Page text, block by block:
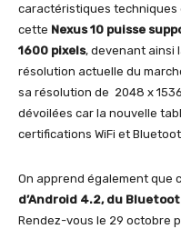
caractéristiques
cette Nexus 10 puisse
1600 pixels, devenant ainsi
résolution actuelle du
sa résolution de 2048 x
dévoilées car la nouvelle
certifications WiFi et
On apprend également que
d’Android 4.2, du
Rendez-vous le 29 octobre